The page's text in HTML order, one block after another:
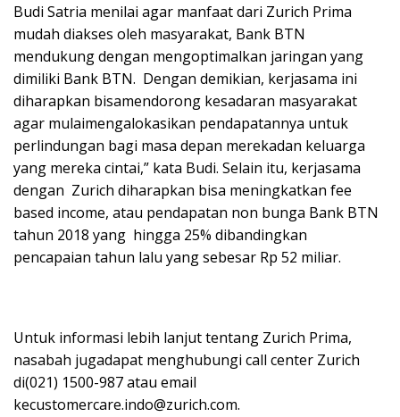
Budi Satria menilai agar manfaat dari Zurich Prima
mudah diakses oleh masyarakat, Bank BTN
mendukung dengan mengoptimalkan jaringan yang
dimiliki Bank BTN. Dengan demikian, kerjasama ini
diharapkan bisamendorong kesadaran masyarakat
agar mulaimengalokasikan pendapatannya untuk
perlindungan bagi masa depan merekadan keluarga
yang mereka cintai,” kata Budi. Selain itu, kerjasama
dengan Zurich diharapkan bisa meningkatkan fee
based income, atau pendapatan non bunga Bank BTN
tahun 2018 yang hingga 25% dibandingkan
pencapaian tahun lalu yang sebesar Rp 52 miliar.
Untuk informasi lebih lanjut tentang Zurich Prima,
nasabah jugadapat menghubungi call center Zurich
di(021) 1500-987 atau email
kecustomercare.indo@zurich.com.